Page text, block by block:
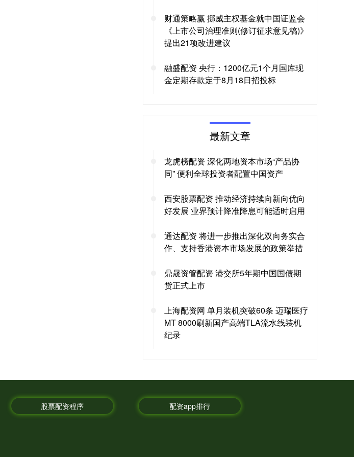
财通策略赢 挪威主权基金就中国证监会
《上市公司治理准则(修订征求意见稿)》
提出21项改进建议
融盛配资 央行：1200亿元1个月国库现
金定期存款定于8月18日招投标
最新文章
龙虎榜配资 深化两地资本市场“产品协
同” 便利全球投资者配置中国资产
西安股票配资 推动经济持续向新向优向
好发展 业界预计降准降息可能适时启用
通达配资 将进一步推出深化双向务实合
作、支持香港资本市场发展的政策举措
鼎晟资管配资 港交所5年期中国国债期
货正式上市
上海配资网 单月装机突破60条 迈瑞医疗
MT 8000刷新国产高端TLA流水线装机
纪录
股票配资程序 配资app排行